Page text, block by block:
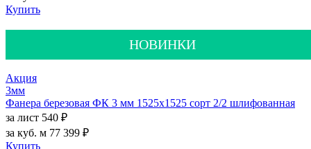
Купить
НОВИНКИ
Акция
3мм
Фанера березовая ФК 3 мм 1525х1525 сорт 2/2 шлифованная
за лист 540 ₽
за куб. м 77 399 ₽
Купить